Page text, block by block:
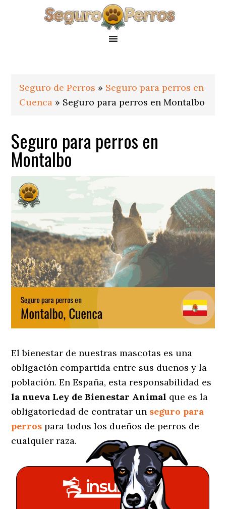
Seguro de Perros » Seguro para perros en
Cuenca » Seguro para perros en Montalbo
Seguro para perros en
Montalbo
El bienestar de nuestras mascotas es una
obligación compartida entre sus dueños y la
población. En España, esta responsabilidad es
la nueva Ley de Bienestar Animal que es la
obligatoriedad de contratar un seguro para
perros para todos los dueños de perros de
cualquier raza.